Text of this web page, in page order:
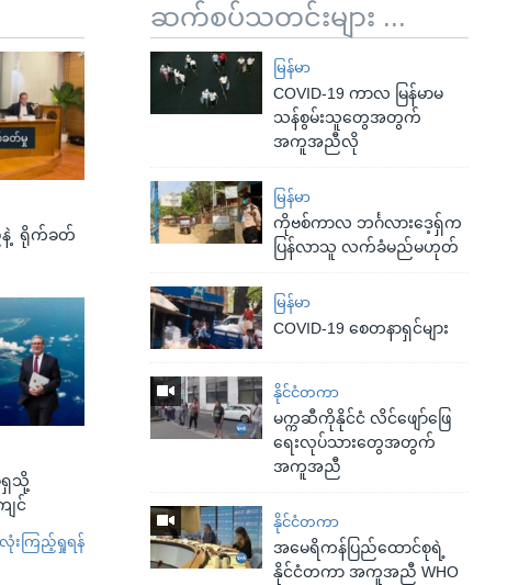
ဆက်စပ်သတင်းများ ...
မြန်မာ
COVID-19 ကာလ မြန်မာမ
သန်စွမ်းသူတွေအတွက်
အကူအညီလို
မြန်မာ
ကိုဗစ်ကာလ ဘင်္ဂလားဒေ့ရှ်က
ပြန်လာသူ လက်ခံမည်မဟုတ်
မြန်မာ
COVID-19 စေတနာရှင်များ
နိုင်ငံတကာ
မက္ကဆီကိုနိုင်ငံ လိင်ဖျော်ဖြေ
ရေးလုပ်သားတွေအတွက်
အကူအညီ
နိုင်ငံတကာ
အမေရိကန်ပြည်ထောင်စုရဲ့
နိုင်ငံတကာ အကူအညီ WHO
ရိုက်ခတ်
ရှသို့
ျင်
းကြည့်ရှုရန်